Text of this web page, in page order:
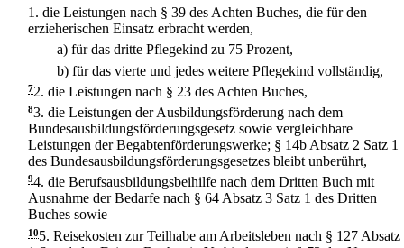
1. die Leistungen nach § 39 des Achten Buches, die für den
erzieherischen Einsatz erbracht werden,
a) für das dritte Pflegekind zu 75 Prozent,
b) für das vierte und jedes weitere Pflegekind vollständig,
72. die Leistungen nach § 23 des Achten Buches,
83. die Leistungen der Ausbildungsförderung nach dem
Bundesausbildungsförderungsgesetz sowie vergleichbare
Leistungen der Begabtenförderungswerke; § 14b Absatz 2 Satz 1
des Bundesausbildungsförderungsgesetzes bleibt unberührt,
94. die Berufsausbildungsbeihilfe nach dem Dritten Buch mit
Ausnahme der Bedarfe nach § 64 Absatz 3 Satz 1 des Dritten
Buches sowie
105. Reisekosten zur Teilhabe am Arbeitsleben nach § 127 Absatz